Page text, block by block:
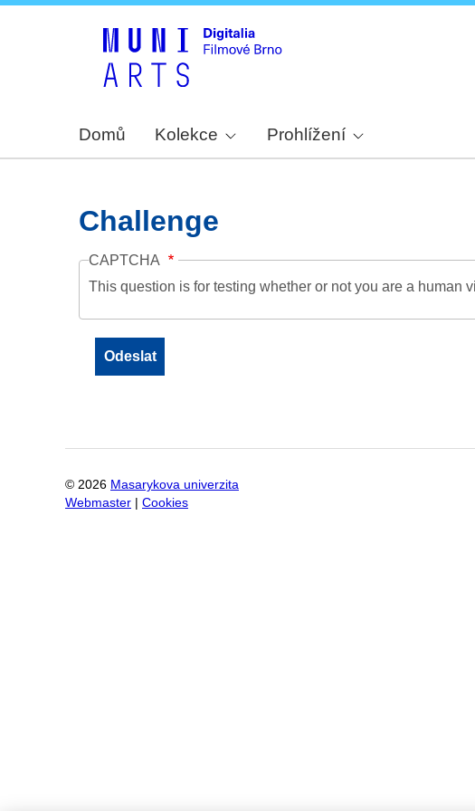
Domů Kolekce Prohlížení
Challenge
CAPTCHA
This question is for testing whether or not you are a human
© 2026 Masarykova univerzita
Webmaster
Cookies